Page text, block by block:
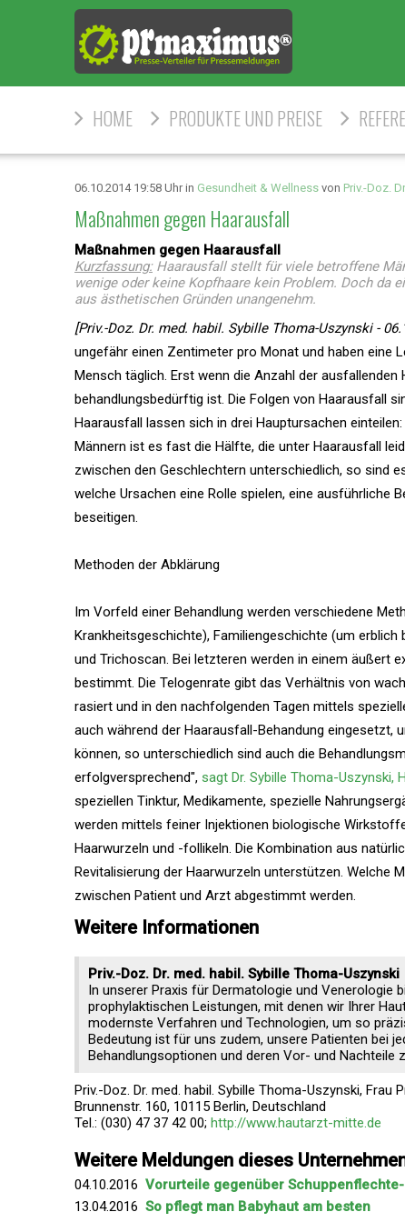
HOME PRODUKTE UND PREISE
06.10.2014 19:58 Uhr in Gesundheit & Wellness von Priv.-Doz.
Maßnahmen gegen Haarausfall
Maßnahmen gegen Haarausfall
Kurzfassung:Haarausfall stellt für viele betroffene
wenige oder keine Kopfhaare kein Problem. Doch da
aus ästhetischen Gründen unangenehm.
[Priv.-Doz. Dr. med. habil. Sybille Thoma-Uszynski -
ungefähr einen Zentimeter pro Monat und haben eine
Mensch täglich. Erst wenn die Anzahl der
behandlungsbedürftig ist. Die Folgen von Haarausfall
Haarausfall lassen sich in drei Hauptursachen
Männern ist es fast die Hälfte, die unter Haarausfall
zwischen den Geschlechtern unterschiedlich, so sind
welche Ursachen eine Rolle spielen, eine ausführliche
beseitigen.
Methoden der Abklärung
Im Vorfeld einer Behandlung werden verschiedene
Krankheitsgeschichte), Familiengeschichte (um
und Trichoscan. Bei letzteren werden in einem äußert
bestimmt. Die Telogenrate gibt das Verhältnis von
rasiert und in den nachfolgenden Tagen mittels
auch während der Haarausfall-Behandung eingesetzt,
können, so unterschiedlich sind auch die
erfolgversprechend", sagt Dr. Sybille Thoma-Uszynski,
speziellen Tinktur, Medikamente, spezielle
werden mittels feiner Injektionen biologische
Haarwurzeln und -follikeln. Die Kombination aus
Revitalisierung der Haarwurzeln unterstützen. Welche
zwischen Patient und Arzt abgestimmt werden.
Weitere Informationen
Priv.-Doz. Dr. med. habil. Sybille Thoma-Uszynski
In unserer Praxis für Dermatologie und Venerologie
prophylaktischen Leistungen, mit denen wir Ihrer
modernste Verfahren und Technologien, um so
Bedeutung ist für uns zudem, unsere Patienten bei
Behandlungsoptionen und deren Vor- und Nachteile
Priv.-Doz. Dr. med. habil. Sybille Thoma-Uszynski, Frau
Brunnenstr. 160, 10115 Berlin, Deutschland
Tel.: (030) 47 37 42 00; http://www.hautarzt-mitte.de
Weitere Meldungen dieses
04.10.2016 Vorurteile gegenüber
13.04.2016 So pflegt man Babyhaut am besten